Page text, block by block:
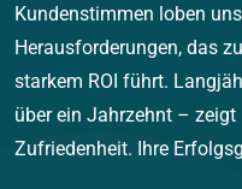
Kundenstimmen loben
Herausforderungen, das
starkem ROI führt.
über ein Jahrzehnt – zeigt
Zufriedenheit. Ihre